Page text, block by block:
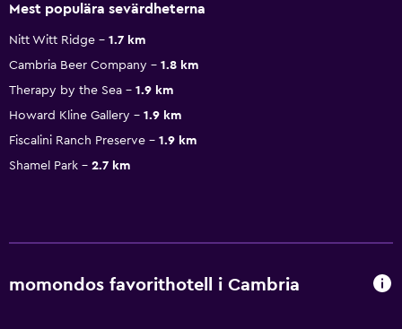
Mest populära sevärdheterna
Nitt Witt Ridge
1.7 km
Cambria Beer Company
1.8 km
Therapy by the Sea
1.9 km
Howard Kline Gallery
1.9 km
Fiscalini Ranch Preserve
1.9 km
Shamel Park
2.7 km
momondos favorithotell i Cambria